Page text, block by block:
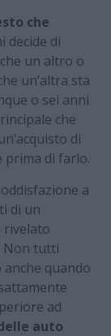
che
decide di
un altro o
un’altra sta
o sei anni
che
di
prima di farlo.
a
di un
rivelato
Non tutti
quando
ad
auto